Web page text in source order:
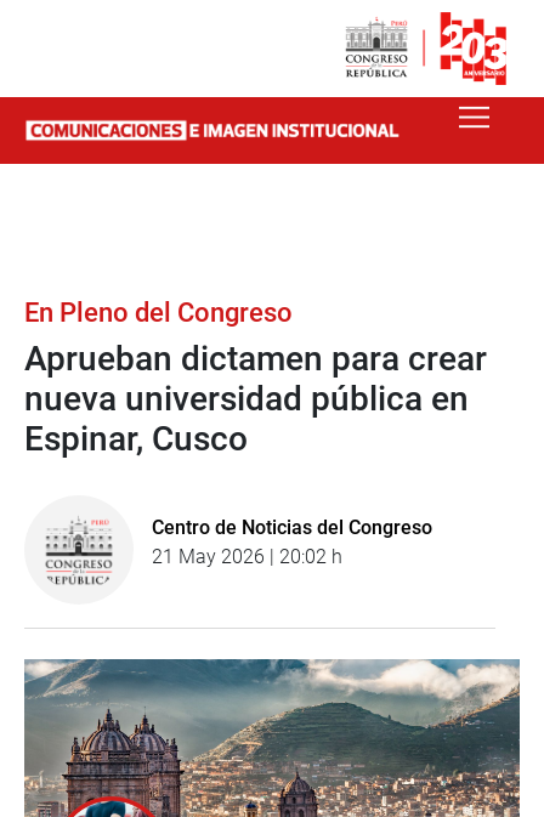
En Pleno del Congreso
Aprueban dictamen para crear
nueva universidad pública en
Espinar, Cusco
Centro de Noticias del Congreso
21 May 2026 | 20:02 h